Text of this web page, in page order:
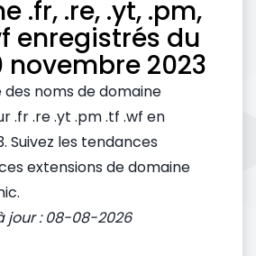
.fr, .re, .yt, .pm,
enregistrés du
novembre 2023
des noms de domaine
.fr .re .yt .pm .tf .wf en
Suivez les tendances
extensions de domaine
jour : 08-08-2026